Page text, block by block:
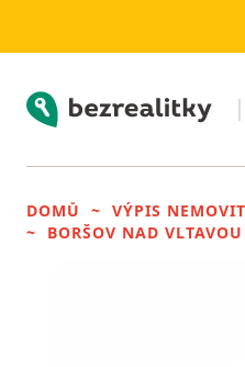
Bezrealitky
DOMŮ VÝPIS
BORŠOV NAD VLTAVOU